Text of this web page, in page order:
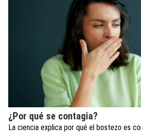
¿Por qué se contagia?
La ciencia explica por qué el bostezo es